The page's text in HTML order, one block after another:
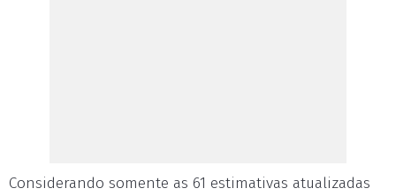
Considerando somente as 61 estimativas atualizadas